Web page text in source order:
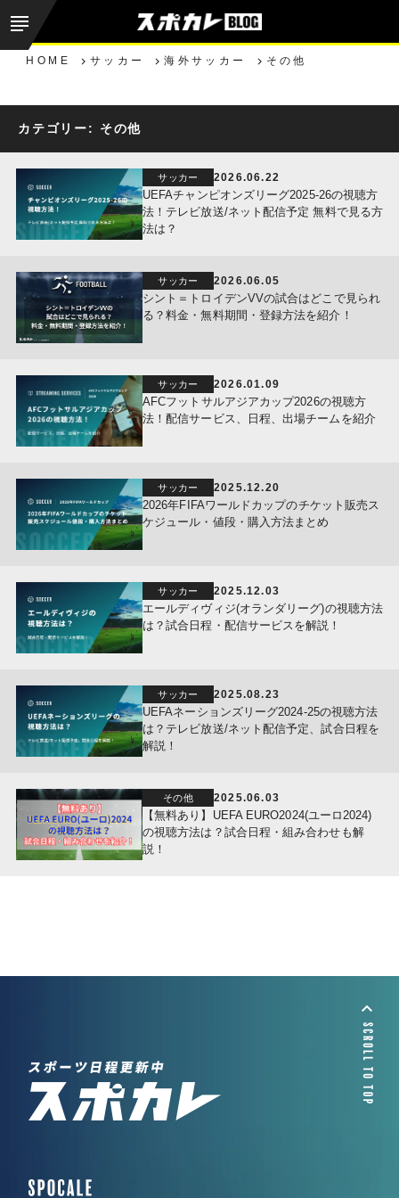
HOME サッカー 海外サッカー その他
カテゴリー: その他
サッカー 2026.06.22
UEFAチャンピオンズリーグ2025-26の視聴方
法！テレビ放送/ネット配信予定 無料で見る方
法は？
サッカー 2026.06.05
シント＝トロイデンVVの試合はどこで見られ
る？料金・無料期間・登録方法を紹介！
サッカー 2026.01.09
AFCフットサルアジアカップ2026の視聴方
法！配信サービス、日程、出場チームを紹介
サッカー 2025.12.20
2026年FIFAワールドカップのチケット販売ス
ケジュール・値段・購入方法まとめ
サッカー 2025.12.03
エールディヴィジ(オランダリーグ)の視聴方法
は？試合日程・配信サービスを解説！
サッカー 2025.08.23
UEFAネーションズリーグ2024-25の視聴方法
は？テレビ放送/ネット配信予定、試合日程を
解説！
その他 2025.06.03
【無料あり】UEFA EURO2024(ユーロ2024)
の視聴方法は？試合日程・組み合わせも解
説！